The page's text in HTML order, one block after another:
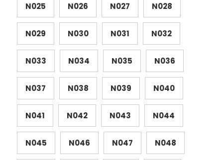
N025 N026 N027 N028
N029 N030 N031 N032
N033 N034 N035 N036
N037 N038 N039 N040
N041 N042 N043 N044
N045 N046 N047 N048